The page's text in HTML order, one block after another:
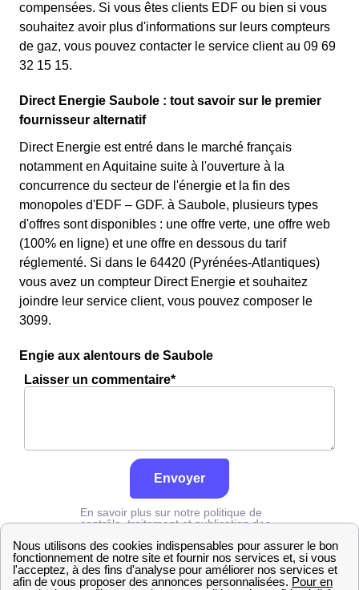
compensées. Si vous êtes clients EDF ou bien si vous
souhaitez avoir plus d'informations sur leurs compteurs
de gaz, vous pouvez contacter le service client au 09 69
32 15 15.
Direct Energie Saubole : tout savoir sur le premier
fournisseur alternatif
Direct Energie est entré dans le marché français
notamment en Aquitaine suite à l'ouverture à la
concurrence du secteur de l'énergie et la fin des
monopoles d'EDF – GDF. à Saubole, plusieurs types
d'offres sont disponibles : une offre verte, une offre web
(100% en ligne) et une offre en dessous du tarif
réglementé. Si dans le 64420 (Pyrénées-Atlantiques)
vous avez un compteur Direct Energie et souhaitez
joindre leur service client, vous pouvez composer le
3099.
Engie aux alentours de Saubole
Laisser un commentaire*
Envoyer
En savoir plus sur notre politique de
contrôle, traitement et publication des
Engie Pyrénées-Atlantiques Saubole